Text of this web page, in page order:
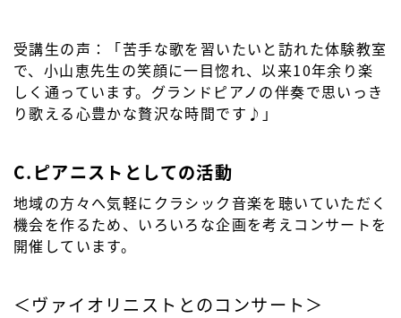
受講生の声：「苦手な歌を習いたいと訪れた体験教室
で、小山恵先生の笑顔に一目惚れ、以来10年余り楽
しく通っています。グランドピアノの伴奏で思いっき
り歌える心豊かな贅沢な時間です♪」
C.ピアニストとしての活動
地域の方々へ気軽にクラシック音楽を聴いていただく
機会を作るため、いろいろな企画を考えコンサートを
開催しています。
＜ヴァイオリニストとのコンサート＞